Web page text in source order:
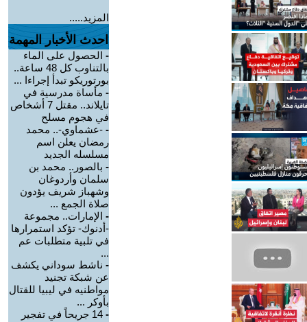
المزيد.....
احدث الأخبار المهمة
- الحصول على الماء
بالتناوب كل 48 ساعة..
بورتوريكو تبدأ إجراءا ...
- مأساة مدرسية في
تايلاند.. مقتل 7 أشخاص
في هجوم مسلح
- -عشماوي-.. محمد
رمضان يعلن اسم
مسلسله الجديد
- بالصور.. محمد بن
سلمان وأردوغان
وشهباز شريف يؤدون
صلاة الجمع ...
- الإمارات.. مجموعة
-أدنوك- تؤكد استمرارها
في تلبية متطلبات عم
...
- ناشط سوداني يكشف
عن شبكة تجنيد
مواطنيه في ليبيا للقتال
بأوكر ...
-
14 جريحاً في تفجير